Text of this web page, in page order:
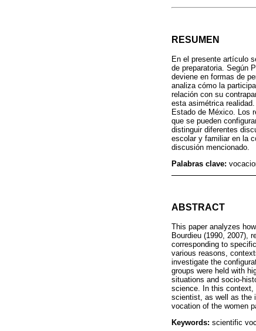
RESUMEN
En el presente artículo
de preparatoria. Según
deviene en formas de
analiza cómo la
relación con su
esta asimétrica
Estado de México. Los
que se pueden
distinguir diferentes
escolar y familiar en la
discusión mencionado.
Palabras clave:
ABSTRACT
This paper analyzes
Bourdieu (1990, 2007),
corresponding to
various reasons,
investigate the
groups were held with
situations and socio-
science. In this context,
scientist, as well as the
vocation of the women
Keywords: scientific